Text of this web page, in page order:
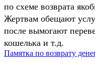
по схеме возврата
Жертвам обещают
после вымогают
кошелька и т.д.
Памятка по возврату